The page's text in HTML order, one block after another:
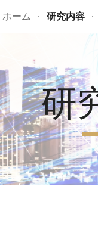
content
ホーム 研究内容
研